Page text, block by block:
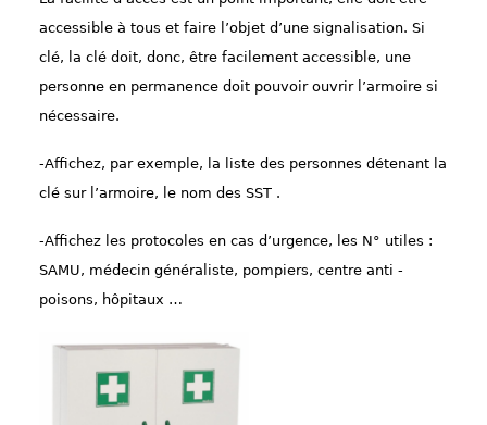
accessible à tous et faire l’objet d’une signalisation. Si
clé, la clé doit, donc, être facilement accessible, une
personne en permanence doit pouvoir ouvrir l’armoire si
nécessaire.
-Affichez, par exemple, la liste des personnes détenant la
clé sur l’armoire, le nom des SST .
-Affichez les protocoles en cas d’urgence, les N° utiles :
SAMU, médecin généraliste, pompiers, centre anti -
poisons, hôpitaux …